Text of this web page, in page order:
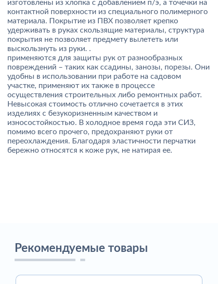
изготовлены из хлопка с добавлением п/э, а точечки на
контактной поверхности из специального полимерного
материала. Покрытие из ПВХ позволяет крепко
удерживать в руках скользящие материалы, структура
покрытия не позволяет предмету вылететь или
выскользнуть из руки. .
применяются для защиты рук от разнообразных
повреждений – таких как ссадины, занозы, порезы. Они
удобны в использовании при работе на садовом
участке, применяют их также в процессе
осуществления строительных либо ремонтных работ.
Невысокая стоимость отлично сочетается в этих
изделиях с безукоризненным качеством и
износостойкостью. В холодное время года эти СИЗ,
помимо всего прочего, предохраняют руки от
переохлаждения. Благодаря эластичности перчатки
бережно относятся к коже рук, не натирая ее.
Рекомендуемые товары